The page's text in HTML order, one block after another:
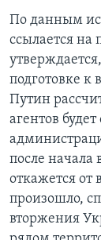
По данным
ссылается на
подготовке к
Путин
агентов будет
после
откажется от
произошло,
вторжения